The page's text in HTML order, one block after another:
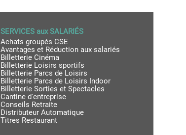
SERVICES aux SALARIÉS
Achats groupés CSE
Avantages et Réduction aux salariés
Billetterie Cinéma
Billetterie Loisirs sportifs
Billetterie Parcs de Loisirs
Billetterie Parcs de Loisirs Indoor
Billetterie Sorties et Spectacles
Cantine d'entreprise
Conseils Retraite
Distributeur Automatique
Titres Restaurant